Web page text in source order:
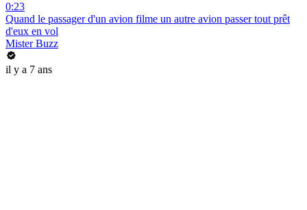
0:23
Quand le passager d'un avion filme un autre avion passer tout prêt
d'eux en vol
Mister Buzz
il y a 7 ans